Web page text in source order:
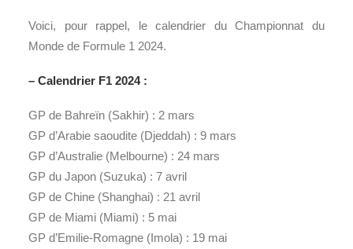
Voici, pour rappel, le calendrier du Championnat du
Monde de Formule 1 2024.
– Calendrier F1 2024 :
GP de Bahreïn (Sakhir) : 2 mars
GP d’Arabie saoudite (Djeddah) : 9 mars
GP d’Australie (Melbourne) : 24 mars
GP du Japon (Suzuka) : 7 avril
GP de Chine (Shanghai) : 21 avril
GP de Miami (Miami) : 5 mai
GP d’Emilie-Romagne (Imola) : 19 mai